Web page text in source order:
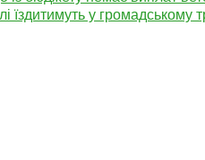
їздитимуть у громадському